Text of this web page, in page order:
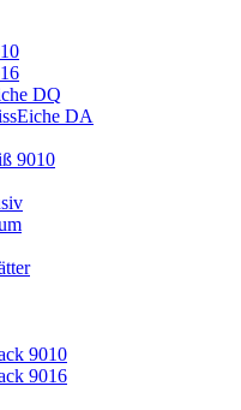
DQ
DA
9010
9010
9016